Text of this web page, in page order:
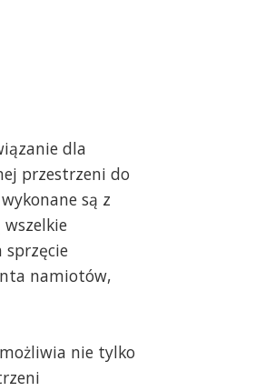
dla
przestrzeni do
są z
sprzęcie
namiotów,
nie tylko